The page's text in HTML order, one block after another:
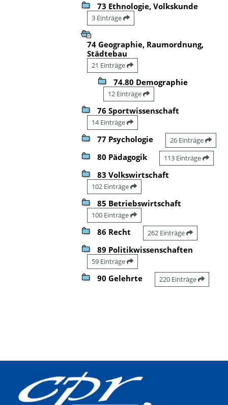
73 Ethnologie, Volkskunde
3 Einträge
74 Geographie, Raumordnung,
Städtebau
21 Einträge
74.80 Demographie
12 Einträge
76 Sportwissenschaft
14 Einträge
77 Psychologie 26 Einträge
80 Pädagogik 113 Einträge
83 Volkswirtschaft
102 Einträge
85 Betriebswirtschaft
100 Einträge
86 Recht 262 Einträge
89 Politikwissenschaften
59 Einträge
90 Gelehrte 220 Einträge